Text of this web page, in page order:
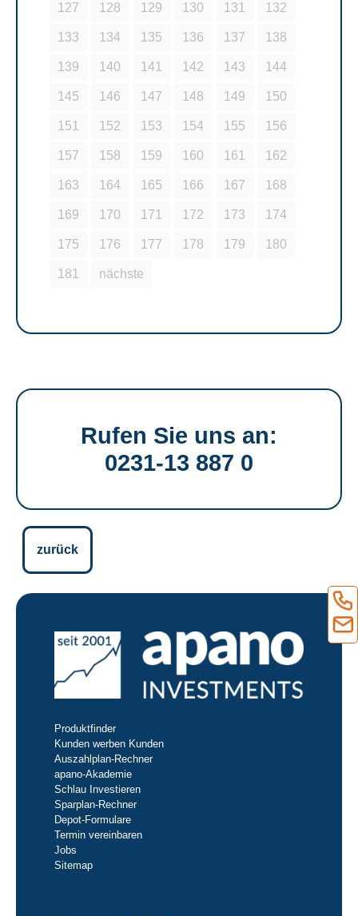
127 128 129 130 131 132
133 134 135 136 137 138
139 140 141 142 143 144
145 146 147 148 149 150
151 152 153 154 155 156
157 158 159 160 161 162
163 164 165 166 167 168
169 170 171 172 173 174
175 176 177 178 179 180
181 nächste
Rufen Sie uns an:
0231-13 887 0
zurück
Produktfinder
Kunden werben Kunden
Auszahlplan-Rechner
apano-Akademie
Schlau Investieren
Sparplan-Rechner
Depot-Formulare
Termin vereinbaren
Jobs
Sitemap